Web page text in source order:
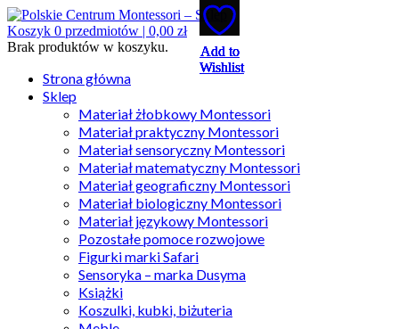
Koszyk 0 przedmiotów | 0,00 zł
Brak produktów w koszyku.
Strona główna
Sklep
Materiał żłobkowy Montessori
Materiał praktyczny Montessori
Materiał sensoryczny Montessori
Materiał matematyczny Montessori
Materiał geograficzny Montessori
Materiał biologiczny Montessori
Materiał językowy Montessori
Pozostałe pomoce rozwojowe
Figurki marki Safari
Sensoryka – marka Dusyma
Książki
Koszulki, kubki, biżuteria
Add to
Wishlist
Add to
Wishlist
Add to
Wishlist
Add to
Wishlist
Add to
Wishlist